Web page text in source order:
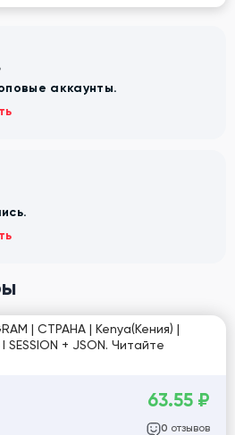
аккаунты.
| СТРАНА | Kenya(Кения) |
+ JSON. Читайте
63.55 ₽
0 отзывов